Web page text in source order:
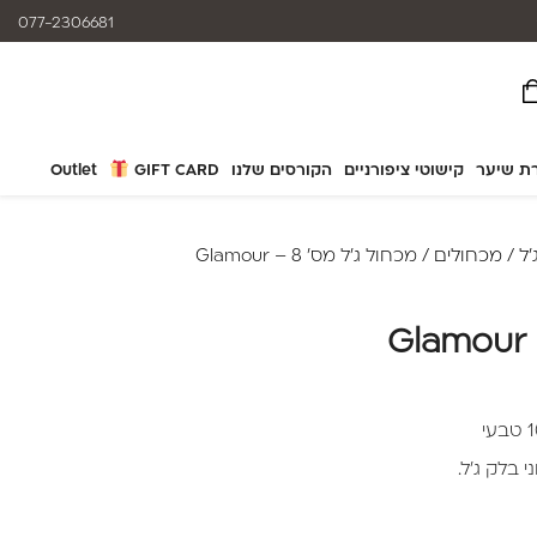
שיער קישוטי ציפורניים הקורסים שלנו GIFT CARD
Outlet
077-2306681
/ מכחולים / מכחול ג’ל מס’ 8 – Glamour
בלק ג’ל.